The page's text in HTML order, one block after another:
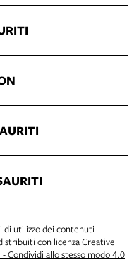
di utilizzo dei contenuti
con licenzaCreative
Condividi allo stesso modo 4.0